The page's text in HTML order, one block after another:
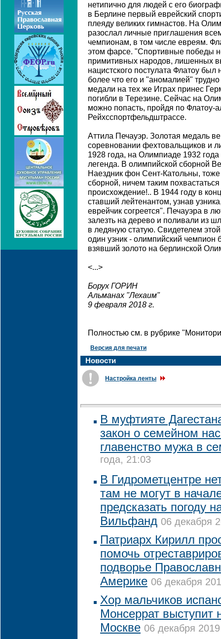
нетипично для людей с его
в Берлине первый еврейский
плеяду великих гимнастов. На
разослал личные приглашения
чемпионам, в том числе евреям.
этом фарсе. "Спортивные победы
примитивных народов, лишенных
нацистского постулата Флатоу
более что его и "аномалией"
медали на тех же Играх принес
погибли в Терезине. Сейчас на
можно попасть, пройдя по Флатоу-
Рейхсспортфельдштрассе.
Аттила Печауэр. Золотая медаль
соревновании фехтовальщиков и
1928 года, на Олимпиаде 1932
легенда. В олимпийской сборной
Наездник фон Сент-Катольны,
сборной, ничем таким
происхождение!.. В 1944 году в
ставший лейтенантом, узнав
еврейчик согреется". Печауэра в
залезть на дерево и поливали из
в ледяную статую. Свидетелем
один узник - олимпийский чемпион
взявший золото на берлинской
<...>
Борух ГОРИН
Альманах "Лехаим"
9 февраля 2018 г.
Полностью см. в рубрике
Версия для печати
Новости
Настройка ленты
В муфтияте
закон о семейном
главенство мужа в
года, 21:03
В Гидрометцентре
там не могут в
предсказать погоду
Вильфанд 06 декабря
Патриарх Кирилл
помочь
подворье
Америке 06 декабря
Хор мальчиков
Монсеррат выступит
Москве 06 декабря